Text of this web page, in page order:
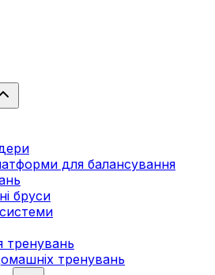
для балансування
бруси
системи
тренувань
тренувань